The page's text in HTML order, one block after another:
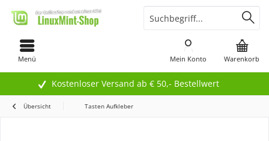
Kostenloser Versand ab € 50,- Bestellwert
Menü Warenkorb
Mein Konto
Übersicht Tasten Aufkleber